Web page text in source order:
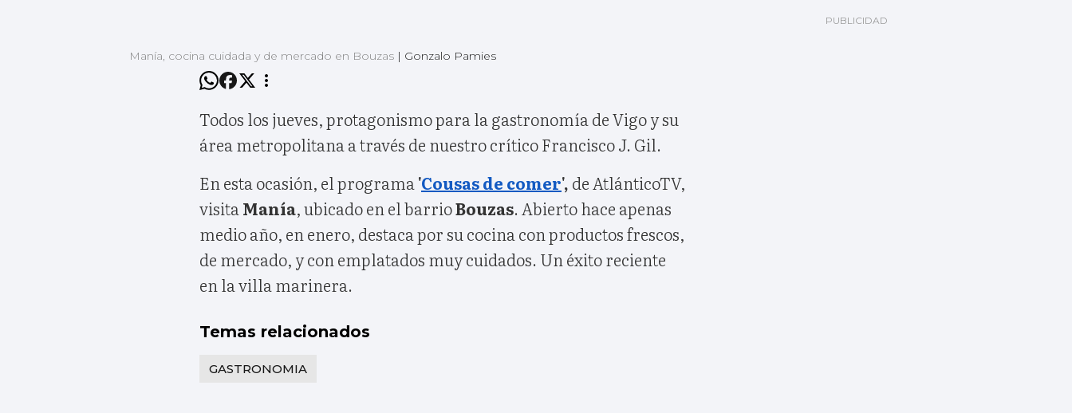
Manía, cocina cuidada y de mercado en Bouzas | Gonzalo Pamies
Todos los jueves, protagonismo para la gastronomía de Vigo y su
área metropolitana a través de nuestro crítico Francisco J. Gil.
En esta ocasión, el programa'Cousas de comer', de AtlánticoTV,
visitaManía,ubicado enel barrioBouzas. Abierto hace apenas
medio año, en enero, destaca por su cocina con productos frescos,
de mercado, y con emplatados muy cuidados. Un éxito reciente
en la villa marinera.
Temas relacionados
GASTRONOMIA